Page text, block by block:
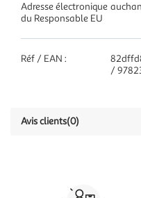
Adresse électronique
du Responsable EU
Réf / EAN :
/
Avis clients(0)